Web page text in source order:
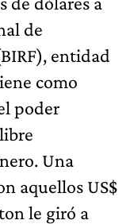
de
entidad
como
poder
Una
aquellos US$
le giró a